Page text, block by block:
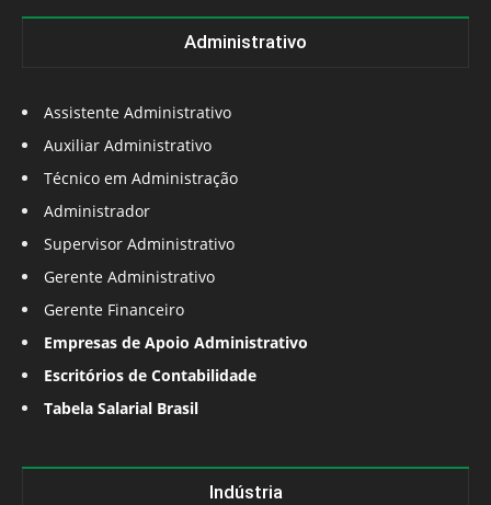
Administrativo
Assistente Administrativo
Auxiliar Administrativo
Técnico em Administração
Administrador
Supervisor Administrativo
Gerente Administrativo
Gerente Financeiro
Empresas de Apoio Administrativo
Escritórios de Contabilidade
Tabela Salarial Brasil
Indústria